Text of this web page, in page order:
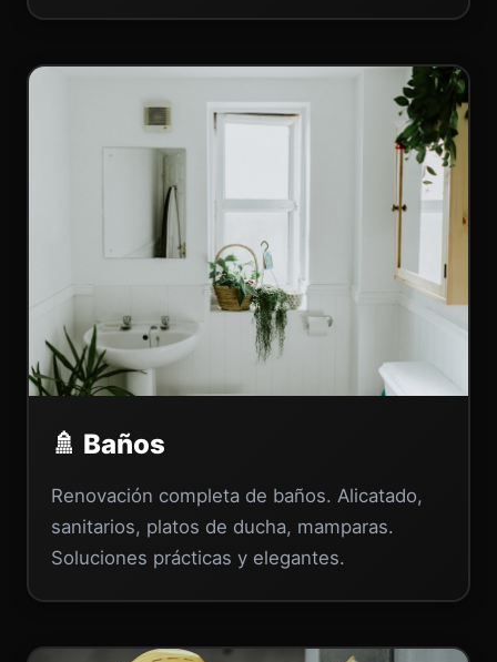
🚿 Baños
Renovación completa de baños. Alicatado,
sanitarios, platos de ducha, mamparas.
Soluciones prácticas y elegantes.